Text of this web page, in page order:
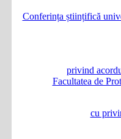
Conferința științifică
privind
Facultatea de
cu